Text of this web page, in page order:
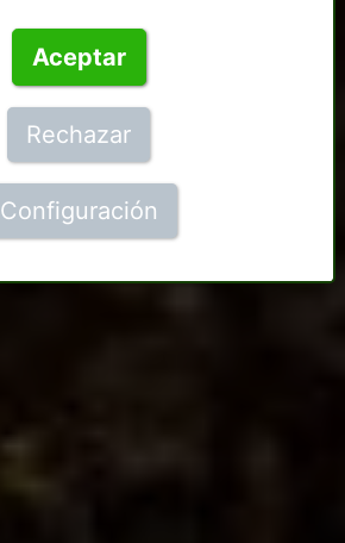
Aceptar
Rechazar
Configuración